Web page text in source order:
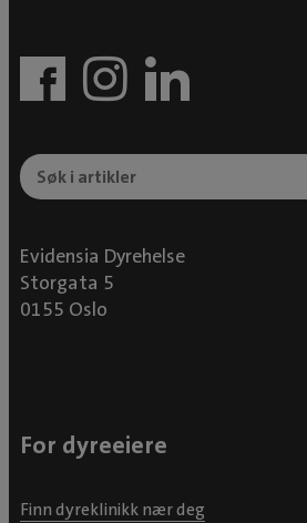
Evidensia Dyrehelse
Storgata 5
0155 Oslo
For dyreeiere
Finn dyreklinikk nær deg